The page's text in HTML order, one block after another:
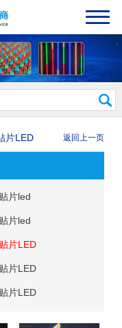
返回上一页
片LED
片led
片led
片LED
片LED
片LED